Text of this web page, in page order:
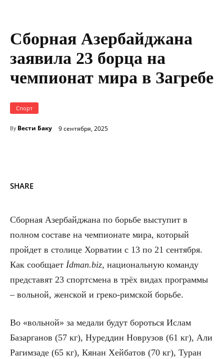
Сборная Азербайджана
заявила 23 борца на
чемпионат мира в Загребе
Спорт
By Вести Баку 9 сентября, 2025
SHARE
Сборная Азербайджана по борьбе выступит в
полном составе на чемпионате мира, который
пройдет в столице Хорватии с 13 по 21 сентября.
Как сообщает İdman.biz, национальную команду
представят 23 спортсмена в трёх видах программы
– вольной, женской и греко-римской борьбе.
Во «вольной» за медали будут бороться Ислам
Базарганов (57 кг), Нуреддин Новрузов (61 кг), Али
Рагимзаде (65 кг), Кянан Хейбатов (70 кг), Туран